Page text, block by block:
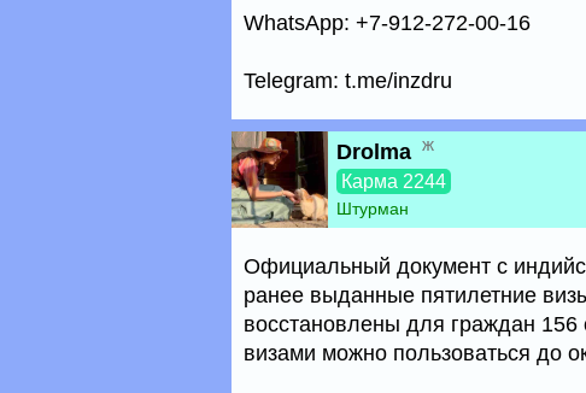
WhatsApp: +7-912-272-00-16
Telegram: t.me/inzdru
Drolma ж
Карма 2244
Штурман
Официальный документ с
ранее выданные пятилетние
восстановлены для граждан
визами можно пользоваться до